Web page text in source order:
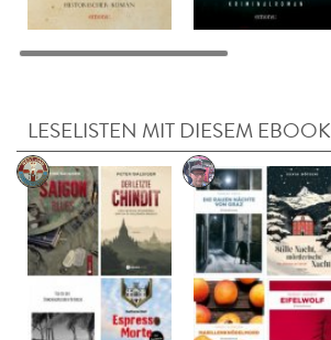
LESELISTEN MIT DIESEM EBOOK